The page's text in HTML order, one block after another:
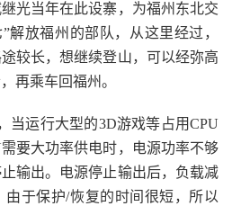
光当年在此设寨，为福州东北交
解放福州的部队，从这里经过，
较长，想继续登山，可以经弥高
再乘车回福州。
当运行大型的3D游戏等占用CPU
要大功率供电时，电源功率不够
输出。电源停止输出后，负载减
于保护/恢复的时间很短，所以